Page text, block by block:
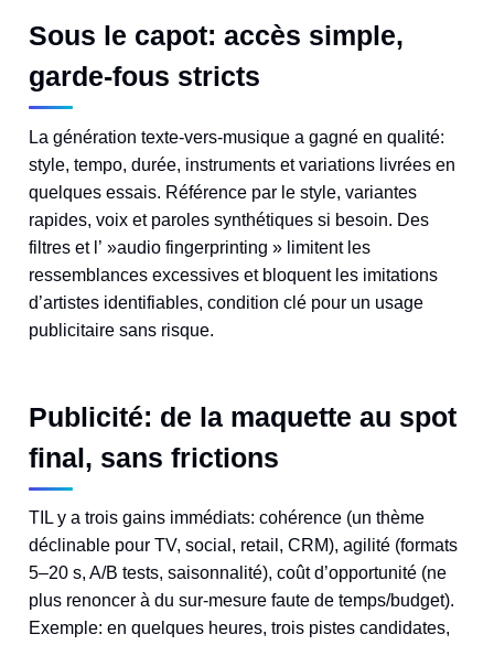
Sous le capot: accès simple,
garde-fous stricts
La génération texte-vers-musique a gagné en qualité:
style, tempo, durée, instruments et variations livrées en
quelques essais. Référence par le style, variantes
rapides, voix et paroles synthétiques si besoin. Des
filtres et l’ »audio fingerprinting » limitent les
ressemblances excessives et bloquent les imitations
d’artistes identifiables, condition clé pour un usage
publicitaire sans risque.
Publicité: de la maquette au spot
final, sans frictions
TIL y a trois gains immédiats: cohérence (un thème
déclinable pour TV, social, retail, CRM), agilité (formats
5–20 s, A/B tests, saisonnalité), coût d’opportunité (ne
plus renoncer à du sur-mesure faute de temps/budget).
Exemple: en quelques heures, trois pistes candidates,